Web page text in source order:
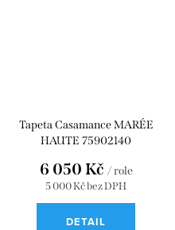
Tapeta Casamance MARÉE
HAUTE 75902140
5 000 Kč bez DPH
6 050 Kč / role
DETAIL